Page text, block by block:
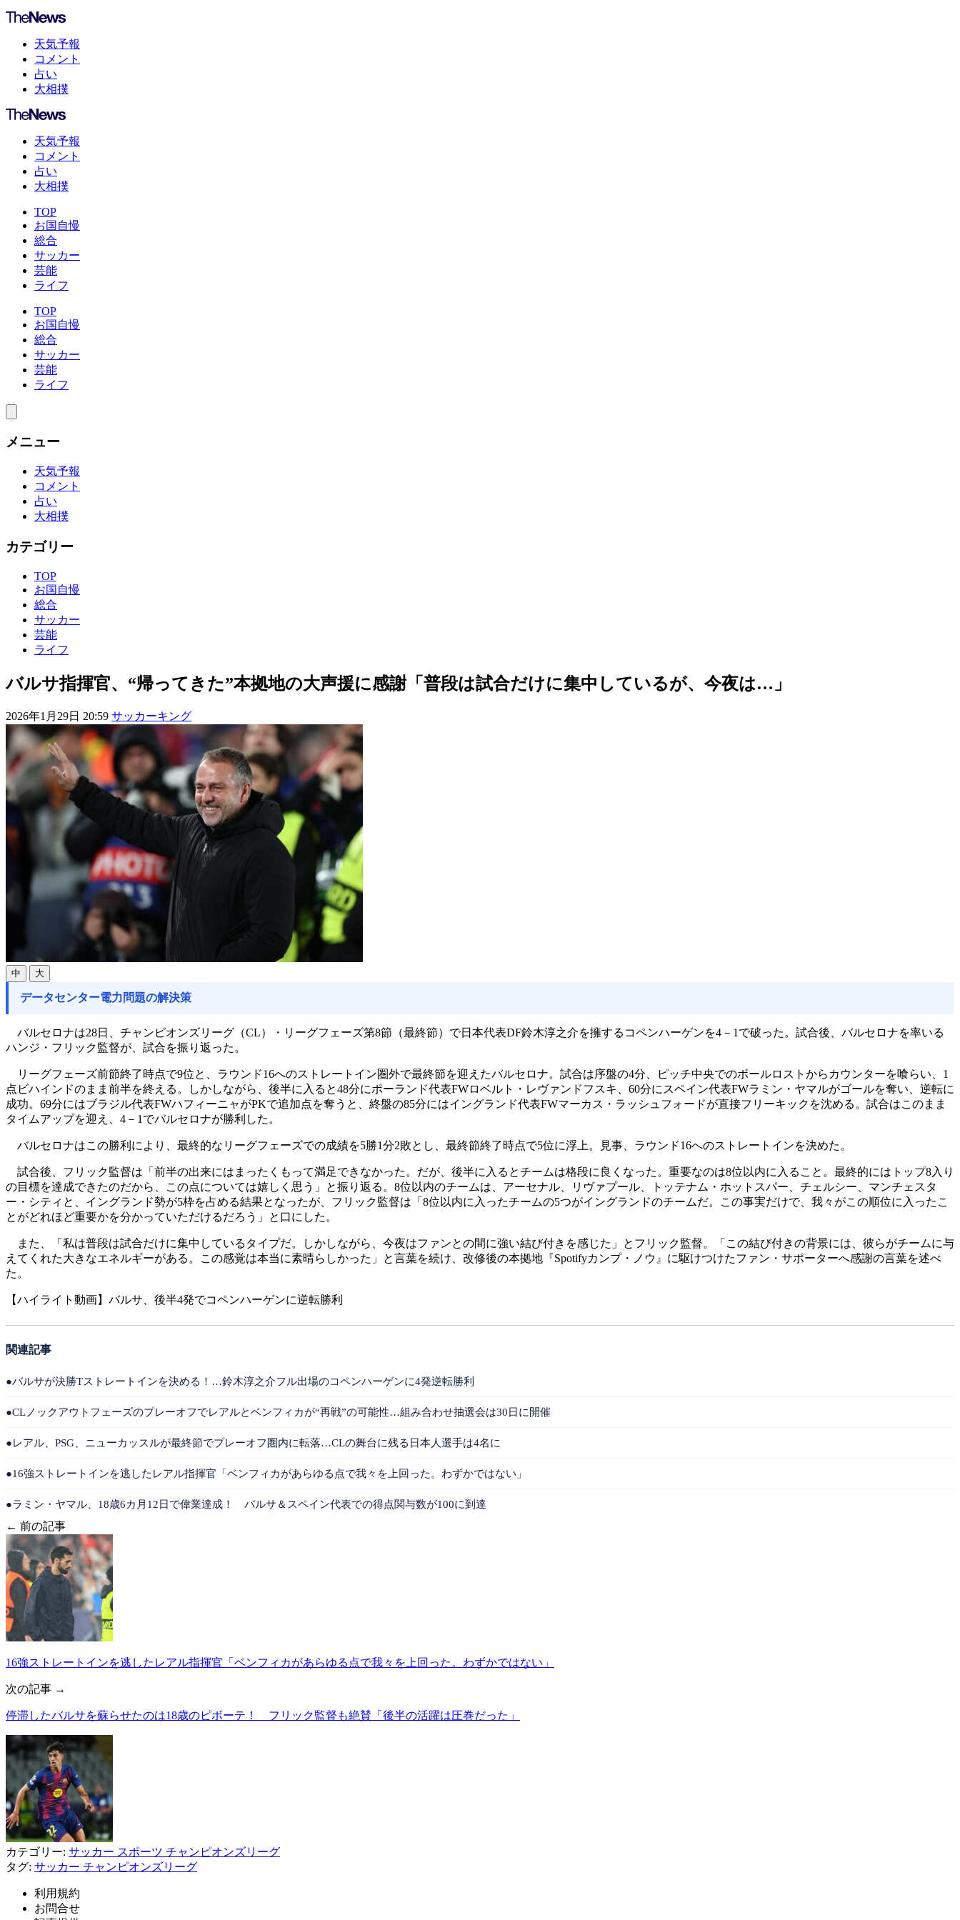
天気予報
コメント
占い
大相撲
天気予報
コメント
占い
大相撲
TOP
お国自慢
総合
サッカー
芸能
ライフ
TOP
お国自慢
総合
サッカー
芸能
ライフ
メニュー
天気予報
コメント
占い
大相撲
カテゴリー
TOP
お国自慢
総合
サッカー
芸能
ライフ
バルサ指揮官、“帰ってきた”本拠地の大声援に感謝「普段は試合だけに集中しているが、今夜は…」
2026年1月29日 20:59 サッカーキング
中 大
データセンター電力問題の解決策
バルセロナは28日、チャンピオンズリーグ（CL）・リーグフェーズ第8節（最終節）で日本代表DF鈴木淳之介を擁するコペンハーゲンを4－1で破った。試合後、バルセロナを率いる
ハンジ・フリック監督が、試合を振り返った。
リーグフェーズ前節終了時点で9位と、ラウンド16へのストレートイン圏外で最終節を迎えたバルセロナ。試合は序盤の4分、ピッチ中央でのボールロストからカウンターを喰らい、1
点ビハインドのまま前半を終える。しかしながら、後半に入ると48分にポーランド代表FWロベルト・レヴァンドフスキ、60分にスペイン代表FWラミン・ヤマルがゴールを奪い、逆転に
成功。69分にはブラジル代表FWハフィーニャがPKで追加点を奪うと、終盤の85分にはイングランド代表FWマーカス・ラッシュフォードが直接フリーキックを沈める。試合はこのまま
タイムアップを迎え、4－1でバルセロナが勝利した。
バルセロナはこの勝利により、最終的なリーグフェーズでの成績を5勝1分2敗とし、最終節終了時点で5位に浮上。見事、ラウンド16へのストレートインを決めた。
試合後、フリック監督は「前半の出来にはまったくもって満足できなかった。だが、後半に入るとチームは格段に良くなった。重要なのは8位以内に入ること。最終的にはトップ8入り
の目標を達成できたのだから、この点については嬉しく思う」と振り返る。8位以内のチームは、アーセナル、リヴァプール、トッテナム・ホットスパー、チェルシー、マンチェスタ
ー・シティと、イングランド勢が5枠を占める結果となったが、フリック監督は「8位以内に入ったチームの5つがイングランドのチームだ。この事実だけで、我々がこの順位に入ったこ
とがどれほど重要かを分かっていただけるだろう」と口にした。
また、「私は普段は試合だけに集中しているタイプだ。しかしながら、今夜はファンとの間に強い結び付きを感じた」とフリック監督。「この結び付きの背景には、彼らがチームに与
えてくれた大きなエネルギーがある。この感覚は本当に素晴らしかった」と言葉を続け、改修後の本拠地『Spotifyカンプ・ノウ』に駆けつけたファン・サポーターへ感謝の言葉を述べ
た。
【ハイライト動画】バルサ、後半4発でコペンハーゲンに逆転勝利
関連記事
●バルサが決勝Tストレートインを決める！…鈴木淳之介フル出場のコペンハーゲンに4発逆転勝利
●CLノックアウトフェーズのプレーオフでレアルとベンフィカが“再戦”の可能性…組み合わせ抽選会は30日に開催
●レアル、PSG、ニューカッスルが最終節でプレーオフ圏内に転落…CLの舞台に残る日本人選手は4名に
●16強ストレートインを逃したレアル指揮官「ベンフィカがあらゆる点で我々を上回った。わずかではない」
●ラミン・ヤマル、18歳6カ月12日で偉業達成！ バルサ＆スペイン代表での得点関与数が100に到達
← 前の記事
16強ストレートインを逃したレアル指揮官「ベンフィカがあらゆる点で我々を上回った。わずかではない」
次の記事 →
停滞したバルサを蘇らせたのは18歳のピボーテ！ フリック監督も絶賛「後半の活躍は圧巻だった」
カテゴリー: サッカー スポーツ チャンピオンズリーグ
タグ: サッカー チャンピオンズリーグ
利用規約
お問合せ